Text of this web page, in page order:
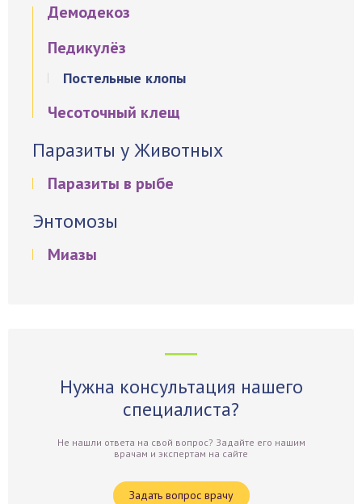
Демодекоз
Педикулёз
Постельные клопы
Чесоточный клещ
Паразиты у Животных
Паразиты в рыбе
Энтомозы
Миазы
Нужна консультация нашего
специалиста?
Не нашли ответа на свой вопрос? Задайте его нашим
врачам и экспертам на сайте
Задать вопрос врачу